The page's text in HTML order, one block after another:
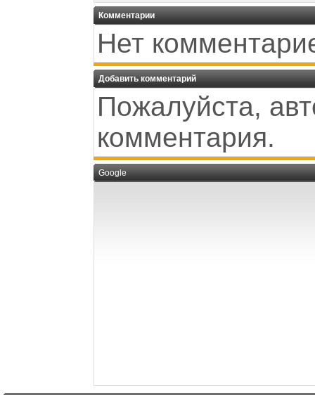
Комментарии
Нет
Добавить комментарий
Пожалуйста,
комментария.
Google